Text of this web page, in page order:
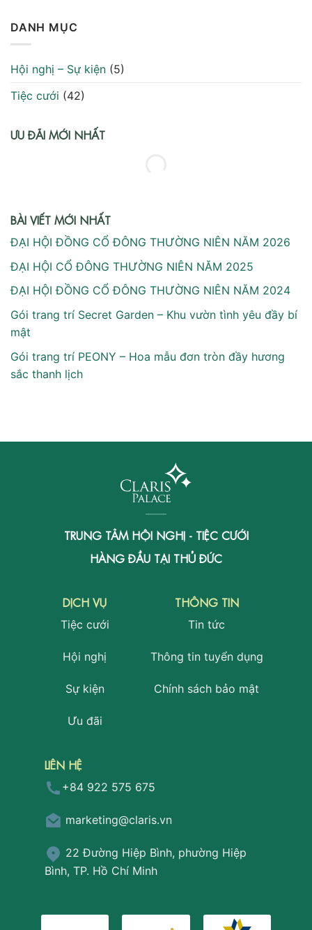
DANH MỤC
Hội nghị – Sự kiện (5)
Tiệc cưới (42)
ƯU ĐÃI MỚI NHẤT
BÀI VIẾT MỚI NHẤT
ĐẠI HỘI ĐỒNG CỔ ĐÔNG THƯỜNG NIÊN NĂM 2026
ĐẠI HỘI CỔ ĐÔNG THƯỜNG NIÊN NĂM 2025
ĐẠI HỘI ĐỒNG CỔ ĐÔNG THƯỜNG NIÊN NĂM 2024
Gói trang trí Secret Garden – Khu vườn tình yêu đầy bí
mật
Gói trang trí PEONY – Hoa mẫu đơn tròn đầy hương
sắc thanh lịch
TRUNG TÂM HỘI NGHỊ - TIỆC CƯỚI
HÀNG ĐẦU TẠI THỦ ĐỨC
DỊCH VỤ
Tiệc cưới
Hội nghị
Sự kiện
Ưu đãi
THÔNG TIN
Tin tức
Thông tin tuyển dụng
Chính sách bảo mật
LIÊN HỆ
+84 922 575 675
marketing@claris.vn
22 Đường Hiệp Bình, phường Hiệp
Bình, TP. Hồ Chí Minh